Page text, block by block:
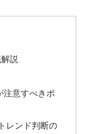
説
注意すべきポ
レンド判断の